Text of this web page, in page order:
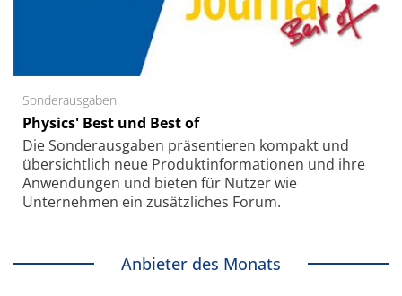
Sonderausgaben
Physics' Best und Best of
Die Sonder­ausgaben präsentieren kompakt und
übersichtlich neue Produkt­informationen und ihre
Anwendungen und bieten für Nutzer wie
Unternehmen ein zusätzliches Forum.
Anbieter des Monats